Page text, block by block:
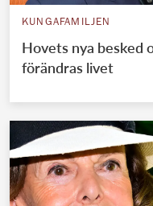
KUNGAFAMILJEN
Hovets nya besked
förändras livet